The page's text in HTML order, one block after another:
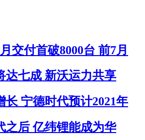
交付首破8000台 前7月
达七成 新沃运力共享
长 宁德时代预计2021年
之后 亿纬锂能成为华